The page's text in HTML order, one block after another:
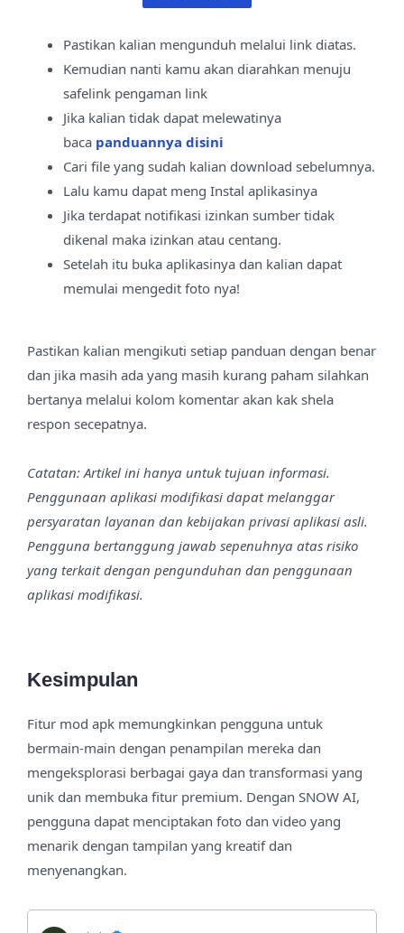
Pastikan kalian mengunduh melalui link diatas.
Kemudian nanti kamu akan diarahkan menuju
safelink pengaman link
Jika kalian tidak dapat melewatinya
baca panduannya disini
Cari file yang sudah kalian download sebelumnya.
Lalu kamu dapat meng Instal aplikasinya
Jika terdapat notifikasi izinkan sumber tidak
dikenal maka izinkan atau centang.
Setelah itu buka aplikasinya dan kalian dapat
memulai mengedit foto nya!
Pastikan kalian mengikuti setiap panduan dengan benar
dan jika masih ada yang masih kurang paham silahkan
bertanya melalui kolom komentar akan kak shela
respon secepatnya.
Catatan: Artikel ini hanya untuk tujuan informasi.
Penggunaan aplikasi modifikasi dapat melanggar
persyaratan layanan dan kebijakan privasi aplikasi asli.
Pengguna bertanggung jawab sepenuhnya atas risiko
yang terkait dengan pengunduhan dan penggunaan
aplikasi modifikasi.
Kesimpulan
Fitur mod apk memungkinkan pengguna untuk
bermain-main dengan penampilan mereka dan
mengeksplorasi berbagai gaya dan transformasi yang
unik dan membuka fitur premium. Dengan SNOW AI,
pengguna dapat menciptakan foto dan video yang
menarik dengan tampilan yang kreatif dan
menyenangkan.